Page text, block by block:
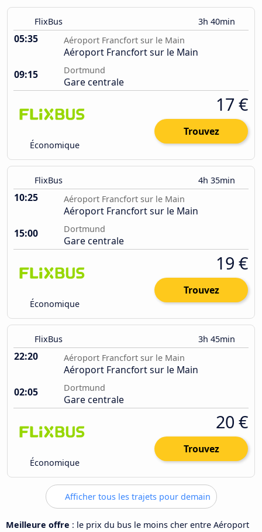
FlixBus 3h 40min
05:35 Aéroport Francfort sur le Main
Aéroport Francfort sur le Main
09:15
Dortmund
Gare centrale
Économique
17 €
Trouvez
FlixBus 4h 35min
10:25 Aéroport Francfort sur le Main
Aéroport Francfort sur le Main
15:00
Dortmund
Gare centrale
Économique
19 €
Trouvez
FlixBus 3h 45min
22:20 Aéroport Francfort sur le Main
Aéroport Francfort sur le Main
02:05
Dortmund
Gare centrale
Économique
20 €
Trouvez
Afficher tous les trajets pour demain
Meilleure offre : le prix du bus le moins cher entre Aéroport